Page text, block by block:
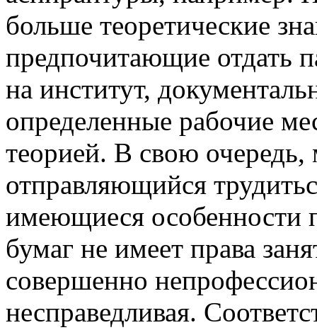
больше теоретические
предпочитающие отдать
на институт,
определенные рабочие
теорией. В свою очередь,
отправляющийся
имеющиеся особенности
бумаг не имеет права
совершенно
несправедливая.